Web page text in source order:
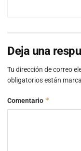
Deja una
Tu dirección de correo
obligatorios están
Comentario *